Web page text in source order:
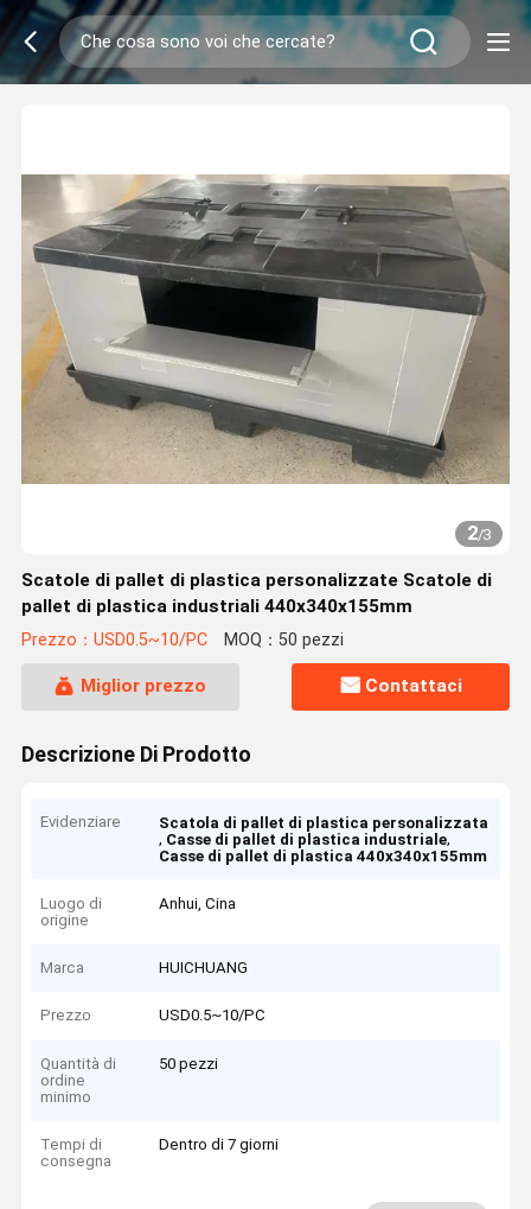
2/3
Scatole di pallet di plastica personalizzate Scatole di
pallet di plastica industriali 440x340x155mm
Prezzo：USD0.5~10/PC MOQ：50 pezzi
Miglior prezzo Contattaci
Descrizione Di Prodotto
Evidenziare
Scatola di pallet di plastica personalizzata
, Casse di pallet di plastica industriale,
Casse di pallet di plastica 440x340x155mm
Luogo di
origine
Anhui, Cina
Marca HUICHUANG
Prezzo USD0.5~10/PC
Quantità di
ordine
minimo
50 pezzi
Tempi di
consegna
Dentro di 7 giorni